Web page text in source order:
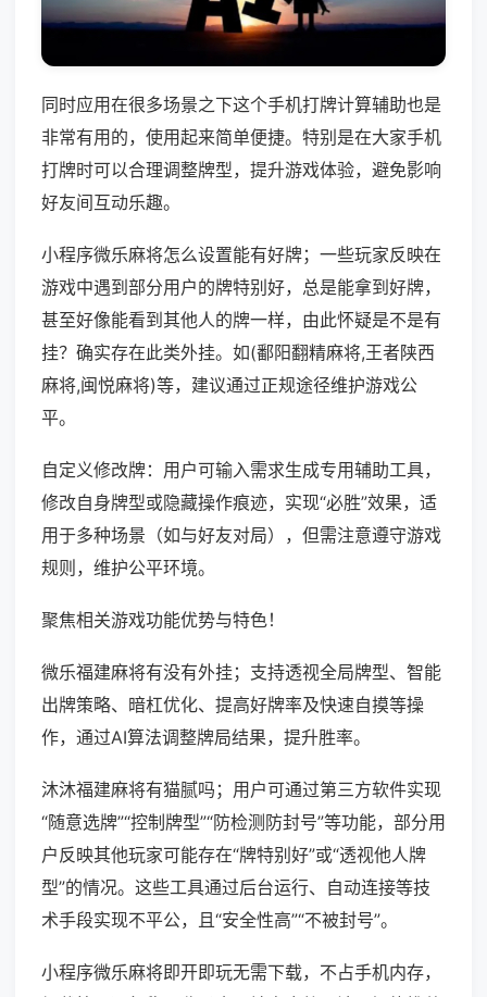
同时应用在很多场景之下这个手机打牌计算辅助也是
非常有用的，使用起来简单便捷。特别是在大家手机
打牌时可以合理调整牌型，提升游戏体验，避免影响
好友间互动乐趣。
小程序微乐麻将怎么设置能有好牌；一些玩家反映在
游戏中遇到部分用户的牌特别好，总是能拿到好牌，
甚至好像能看到其他人的牌一样，由此怀疑是不是有
挂？确实存在此类外挂。如(鄱阳翻精麻将,王者陕西
麻将,闽悦麻将)等，建议通过正规途径维护游戏公
平。
自定义修改牌：用户可输入需求生成专用辅助工具，
修改自身牌型或隐藏操作痕迹，实现“必胜”效果，适
用于多种场景（如与好友对局），但需注意遵守游戏
规则，维护公平环境。
聚焦相关游戏功能优势与特色！
微乐福建麻将有没有外挂；支持透视全局牌型、智能
出牌策略、暗杠优化、提高好牌率及快速自摸等操
作，通过AI算法调整牌局结果，提升胜率。
沐沐福建麻将有猫腻吗；用户可通过第三方软件实现
“随意选牌”“控制牌型”“防检测防封号”等功能，部分用
户反映其他玩家可能存在“牌特别好”或“透视他人牌
型”的情况。这些工具通过后台运行、自动连接等技
术手段实现不平公，且“安全性高”“不被封号”。
小程序微乐麻将即开即玩无需下载，不占手机内存，